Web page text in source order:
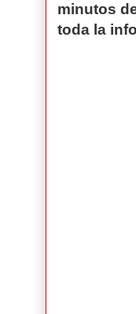
minutos
toda la